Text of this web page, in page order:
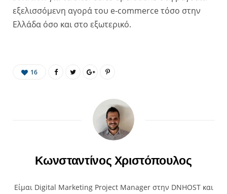
εξελισσόμενη αγορά του e-commerce τόσο στην
Ελλάδα όσο και στο εξωτερικό.
16
Κωνσταντίνος Χριστόπουλος
Είμαι Digital Marketing Project Manager στην DNHOST και